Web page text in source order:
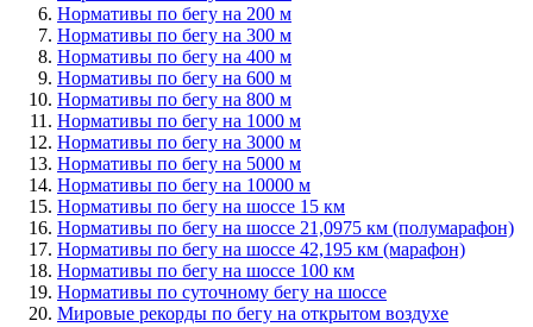
Нормативы по бегу на 200 м
Нормативы по бегу на 300 м
Нормативы по бегу на 400 м
Нормативы по бегу на 600 м
Нормативы по бегу на 800 м
Нормативы по бегу на 1000 м
Нормативы по бегу на 3000 м
Нормативы по бегу на 5000 м
Нормативы по бегу на 10000 м
Нормативы по бегу на шоссе 15 км
Нормативы по бегу на шоссе 21,0975 км (полумарафон)
Нормативы по бегу на шоссе 42,195 км (марафон)
Нормативы по бегу на шоссе 100 км
Нормативы по суточному бегу на шоссе
Мировые рекорды по бегу на открытом воздухе